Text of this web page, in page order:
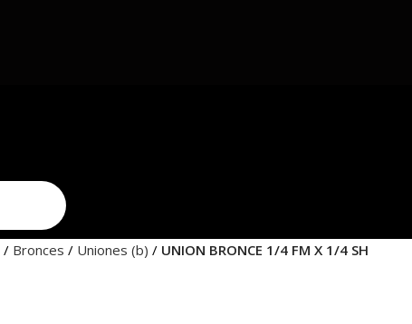
Bronces Uniones (b)
UNION BRONCE 1/4 FM X 1/4 SH